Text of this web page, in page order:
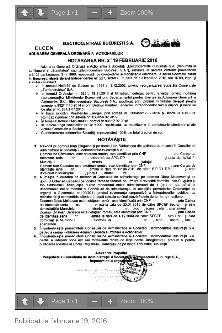
Page 1 / 1 Zoom 100%
Page 1 / 1 Zoom 100%
Publicat la februarie 19, 2016